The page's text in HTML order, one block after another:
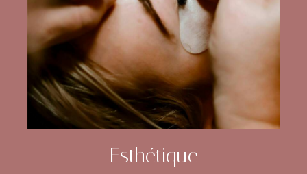
Esthétique